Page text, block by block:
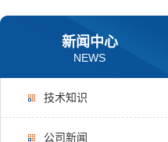
新闻中心
NEWS
技术知识
公司新闻